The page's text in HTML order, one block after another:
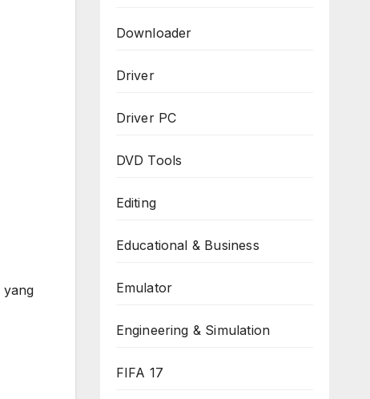
yang
Downloader
Driver
Driver PC
DVD Tools
Editing
Educational & Business
Emulator
Engineering & Simulation
FIFA 17